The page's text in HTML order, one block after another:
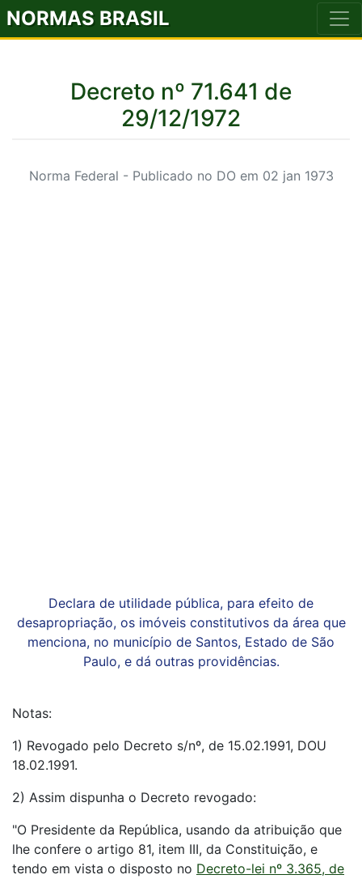
NORMAS BRASIL
Decreto nº 71.641 de
29/12/1972
Norma Federal - Publicado no DO em 02 jan 1973
Declara de utilidade pública, para efeito de
desapropriação, os imóveis constitutivos da área que
menciona, no município de Santos, Estado de São
Paulo, e dá outras providências.
Notas:
1) Revogado pelo Decreto s/nº, de 15.02.1991, DOU
18.02.1991.
2) Assim dispunha o Decreto revogado:
"O Presidente da República, usando da atribuição que
lhe confere o artigo 81, item III, da Constituição, e
tendo em vista o disposto no Decreto-lei nº 3.365, de